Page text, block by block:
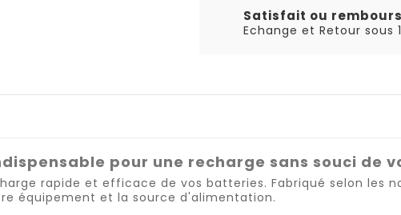
Satisfait ou
Echange et Retour sous
pour une recharge sans souci de
rapide et efficace de vos batteries. Fabriqué selon les
équipement et la source d'alimentation.